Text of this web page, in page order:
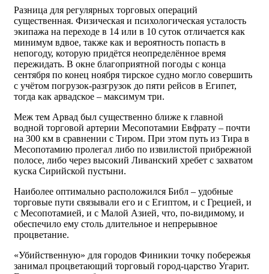
Разница для регулярных торговых операций
существенная. Физическая и психологическая усталость
экипажа на переходе в 14 или в 10 суток отличается как
минимум вдвое, также как и вероятность попасть в
непогоду, которую придётся неопределённое время
пережидать. В окне благоприятной погоды с конца
сентября по конец ноября тирское судно могло совершить
с учётом погрузок-разгрузок до пяти рейсов в Египет,
тогда как арвадское – максимум три.
Меж тем Арвад был существенно ближе к главной
водной торговой артерии Месопотамии Евфрату – почти
на 300 км в сравнении с Тиром. При этом путь из Тира в
Месопотамию пролегал либо по извилистой прибрежной
полосе, либо через высокий Ливанский хребет с захватом
куска Сирийской пустыни.
Наиболее оптимально расположился Библ – удобные
торговые пути связывали его и с Египтом, и с Грецией, и
с Месопотамией, и с Малой Азией, что, по-видимому, и
обеспечило ему столь длительное и непрерывное
процветание.
«Убийственную» для городов Финикии точку побережья
занимал процветающий торговый город-царство Угарит.